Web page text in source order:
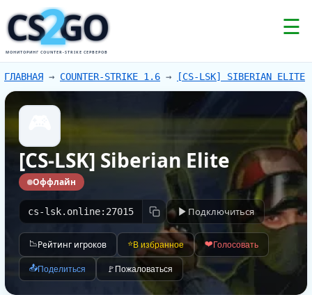
CS GO
2
МОНИТОРИНГ COUNTER-STRIKE СЕРВЕРОВ
☰
ГЛАВНАЯ → COUNTER-STRIKE 1.6 → [CS-LSK] SIBERIAN ELITE
[CS-LSK] Siberian Elite
Оффлайн
cs-lsk.online:27015 Подключиться
📉Рейтинг игроков ⭐В избранное ❤️Голосовать
📤Поделиться 🚩 Пожаловаться